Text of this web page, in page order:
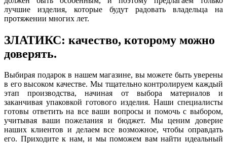
лучшие изделия, которые будут радовать владельца на
протяжении многих лет.
ЗЛАТИКС: качество, которому можно
доверять.
Выбирая подарок в нашем магазине, вы можете быть уверены
в его высоком качестве. Мы тщательно контролируем каждый
этап производства, начиная от выбора материалов и
заканчивая упаковкой готового изделия. Наши специалисты
готовы ответить на все ваши вопросы и помочь с выбором,
учитывая ваши пожелания и бюджет. Мы ценим доверие
наших клиентов и делаем все возможное, чтобы оправдать
его. Приходите к нам, и мы поможем вам найти идеальный